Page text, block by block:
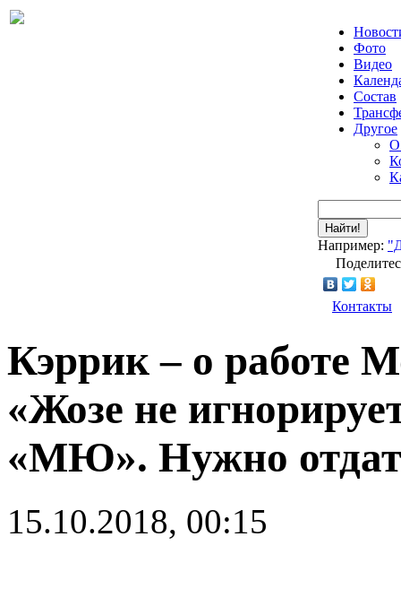
Фото
Видео
Состав
Другое
О
Найти!
Например:
Контакты
Кэррик – о работе
«Жозе не
«МЮ». Нужно
15.10.2018, 00:15